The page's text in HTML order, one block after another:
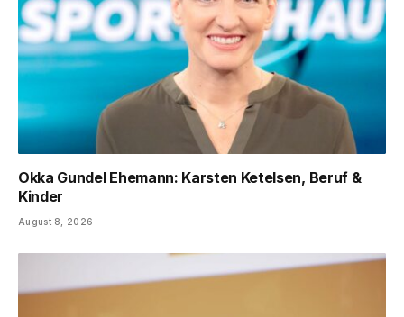
Okka Gundel Ehemann: Karsten Ketelsen, Beruf &
Kinder
August 8, 2026